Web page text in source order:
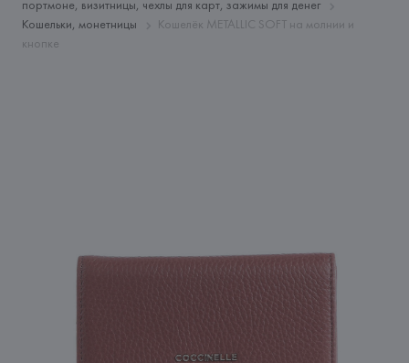
портмоне, визитницы, чехлы для карт, зажимы для денег
Кошельки, монетницы
Кошелёк METALLIC SOFT на молнии и
кнопке